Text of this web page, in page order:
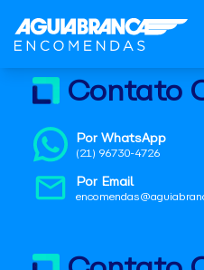
Contato
Por WhatsApp
(21) 96730-4726
Por Email